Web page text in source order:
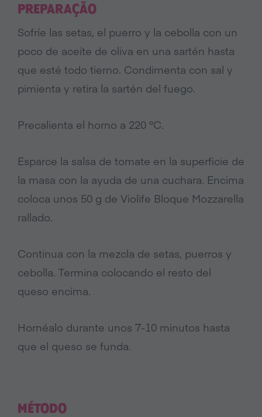
PREPARAÇÃO
Sofríe las setas, el puerro y la cebolla con un
poco de aceite de oliva en una sartén hasta
que esté todo tierno. Condimenta con sal y
pimienta y retira la sartén del fuego.
Precalienta el horno a 220 °C.
Esparce la salsa de tomate en la superficie de
la masa con la ayuda de una cuchara. Encima
coloca unos 50 g de Violife Bloque Mozzarella
rallado.
Continua con la mezcla de setas, puerros y
cebolla. Termina colocando el resto del
queso encima.
Hornéalo durante unos 7-10 minutos hasta
que el queso se funda.
MÉTODO